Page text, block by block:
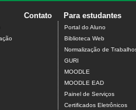
Contato Para estudantes
Portal do Aluno
Biblioteca Web
Normalização de
GURI
MOODLE
MOODLE EAD
Painel de Serviços
Certificados Eletrônicos